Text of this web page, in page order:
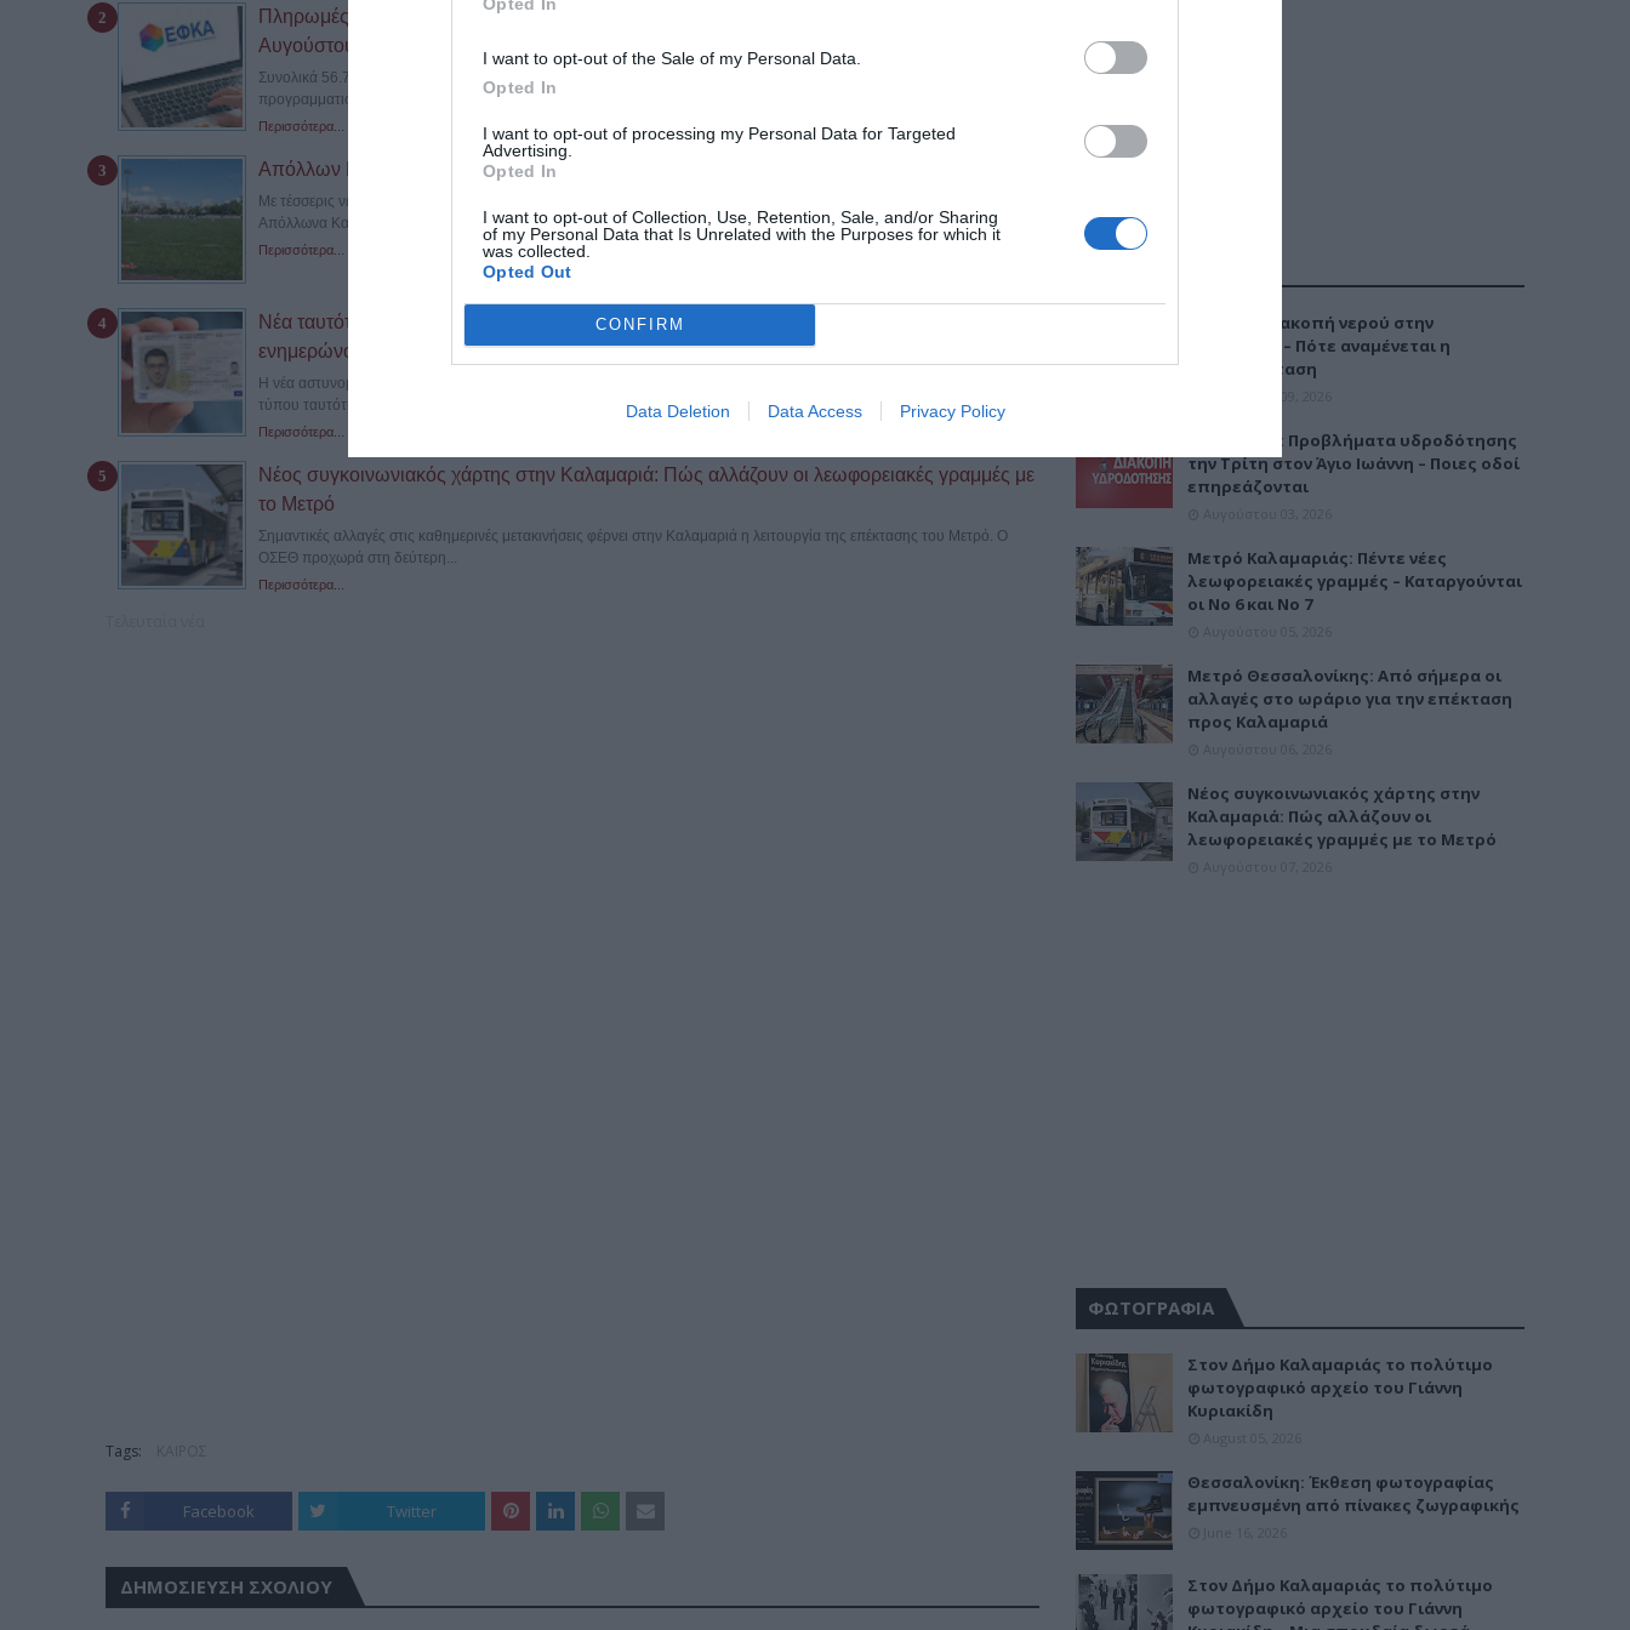
I want to opt-out of the Sale of my Personal Data.
Opted In
I want to opt-out of processing my Personal Data for Targeted
Advertising.
Opted In
I want to opt-out of Collection, Use, Retention, Sale, and/or Sharing
of my Personal Data that Is Unrelated with the Purposes for which it
was collected.
Opted Out
CONFIRM
Data Deletion Data Access Privacy Policy
Πληρωμές e-ΕΦΚΑ και ΔΥΠΑ: 56,7 εκατ. ευρώ σε 58.370 δικαιούχους από 10 έως 14
Αυγούστου
Συνολικά 56.756.000 ευρώ θα καταβληθούν σε 58.370 δικαιούχους, από τις 10 έως 14 Αυγούστου, στο πλαίσιο των
προγραμματισμένων καταβολών του...
Περισσότερα...
Απόλλων Καλαμαριάς: Τέσσερις μεταγραφές, επτά ανανεώσεις και πρεμιέρα στο Κύπελλο
Με τέσσερις νέες μεταγραφές και επτά ανανεώσεις ποδοσφαιριστών συνεχίζεται η διαμόρφωση του ρόστερ του
Απόλλωνα Καλαμαριάς ενόψει της νέας...
Περισσότερα...
Νέα ταυτότητα: Ποιες υπηρεσίες πρέπει να ενημερώσετε για τα νέα στοιχεία και ποιες
ενημερώνονται αυτόματα
Η νέα αστυνομική ταυτότητα αποτελεί πλέον απαραίτητη προϋπόθεση για τα ταξίδια στο εξωτερικό, καθώς οι παλαιού
τύπου ταυτότητες δεν...
Περισσότερα...
Νέος συγκοινωνιακός χάρτης στην Καλαμαριά: Πώς αλλάζουν οι λεωφορειακές γραμμές με
το Μετρό
Σημαντικές αλλαγές στις καθημερινές μετακινήσεις φέρνει στην Καλαμαριά η λειτουργία της επέκτασης του Μετρό. Ο
ΟΣΕΘ προχωρά στη δεύτερη...
Περισσότερα...
Tags:
Facebook Twitter
ΔΗΜΟΣΊΕΥΣΗ ΣΧΟΛΊΟΥ
Έκτακτη διακοπή νερού στην
Καλαμαριά – Πότε αναμένεται η
αποκατάσταση
Καλαμαριά: Προβλήματα υδροδότησης
την Τρίτη στον Άγιο Ιωάννη – Ποιες οδοί
επηρεάζονται
Μετρό Καλαμαριάς: Πέντε νέες
λεωφορειακές γραμμές – Καταργούνται
οι Νο 6 και Νο 7
Μετρό Θεσσαλονίκης: Από σήμερα οι
αλλαγές στο ωράριο για την επέκταση
προς Καλαμαριά
Νέος συγκοινωνιακός χάρτης στην
Καλαμαριά: Πώς αλλάζουν οι
λεωφορειακές γραμμές με το Μετρό
ΦΩΤΟΓΡΑΦΙΑ
Στον Δήμο Καλαμαριάς το πολύτιμο
φωτογραφικό αρχείο του Γιάννη
Κυριακίδη
Θεσσαλονίκη: Έκθεση φωτογραφίας
εμπνευσμένη από πίνακες ζωγραφικής
Στον Δήμο Καλαμαριάς το πολύτιμο
φωτογραφικό αρχείο του Γιάννη